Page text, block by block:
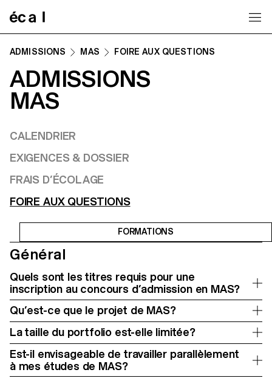
ADMISSIONS MAS FOIRE AUX QUESTIONS
ADMISSIONS
MAS
CALENDRIER
EXIGENCES & DOSSIER
FRAIS D’ÉCOLAGE
FOIRE AUX QUESTIONS
FORMATIONS
Général
Quels sont les titres requis pour une
inscription au concours d’admission en MAS?
Qu’est-ce que le projet de MAS?
La taille du portfolio est-elle limitée?
Est-il envisageable de travailler parallèlement
à mes études de MAS?